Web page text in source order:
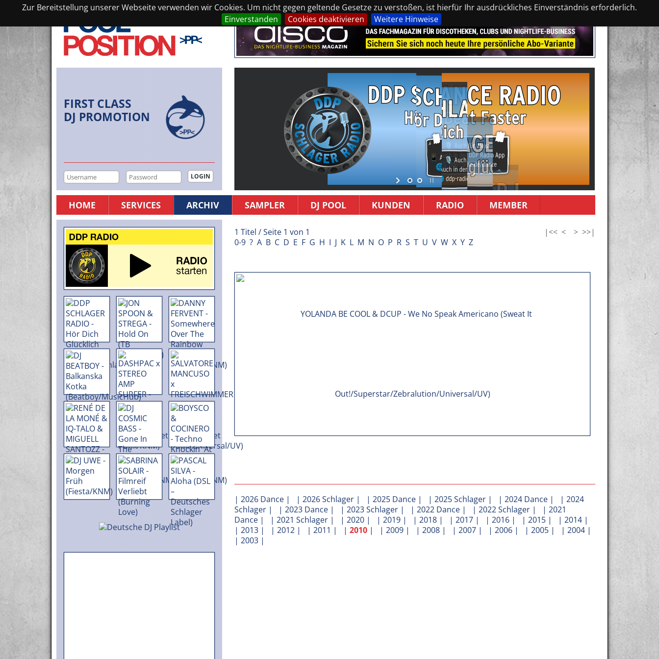
Zur Bereitstellung unserer Webseite verwenden wir Cookies. Um nicht gegen geltende Gesetze zu verstoßen, ist hierfür Ihr ausdrückliches Einverständnis erforderlich.
Einverstanden
Cookies deaktivieren Weitere Hinweise
FIRST CLASS
DJ PROMOTION
HOME SERVICES ARCHIV SAMPLER DJ POOL KUNDEN RADIO MEMBER
1 Titel / Seite 1 von 1 |<< < > >>|
0-9 ? A B C D E F G H I J K L M N O P R S T U V W X Y Z
| 2026 Dance | | 2026 Schlager | | 2025 Dance | | 2025 Schlager | | 2024 Dance | | 2024
Schlager | | 2023 Dance | | 2023 Schlager | | 2022 Dance | | 2022 Schlager | | 2021
Dance | | 2021 Schlager | | 2020 | | 2019 | | 2018 | | 2017 | | 2016 | | 2015 | | 2014 |
| 2013 | | 2012 | | 2011 | | 2010 | | 2009 | | 2008 | | 2007 | | 2006 | | 2005 | | 2004 |
| 2003 |